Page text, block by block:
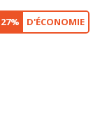
27% D'ÉCONOMIE